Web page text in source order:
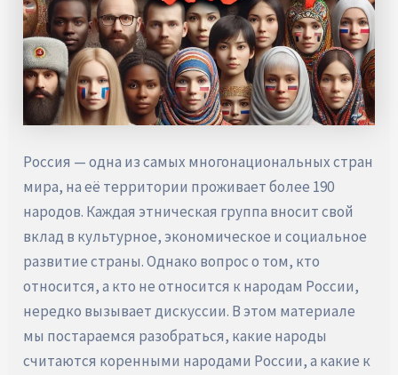
Россия — одна из самых многонациональных стран
мира, на её территории проживает более 190
народов. Каждая этническая группа вносит свой
вклад в культурное, экономическое и социальное
развитие страны. Однако вопрос о том, кто
относится, а кто не относится к народам России,
нередко вызывает дискуссии. В этом материале
мы постараемся разобраться, какие народы
считаются коренными народами России, а какие к